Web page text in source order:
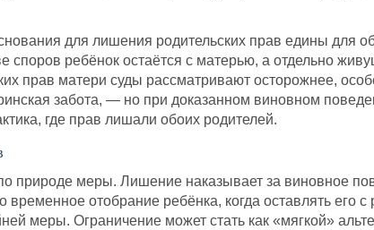
для лишения родительских прав едины для
споров ребёнок остаётся с матерью, а отдельно
прав матери суды рассматривают осторожнее,
забота, — но при доказанном виновном
где прав лишали обоих родителей.
природе меры. Лишение наказывает за виновное
отобрание ребёнка, когда оставлять его
меры. Ограничение может стать как «мягкой»